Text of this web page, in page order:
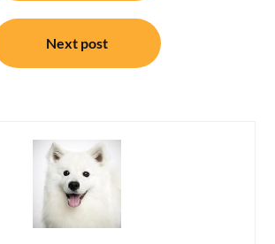
Next post